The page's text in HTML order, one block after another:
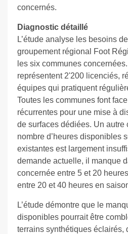
concernés.
Diagnostic détaillé
L’étude analyse les besoins
groupement régional Foot
les six communes
représentent 2'200 licenciés,
équipes qui pratiquent
Toutes les communes font
récurrentes pour une mise à
de surfaces dédiées. Un autre
nombre d’heures disponibles
existantes est largement
demande actuelle, il manque
concernée entre 5 et 20
entre 20 et 40 heures en
L’étude démontre que le
disponibles pourrait être
terrains synthétiques éclairés,